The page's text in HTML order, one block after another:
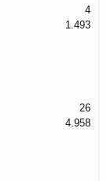
4
1.493
26
4.958